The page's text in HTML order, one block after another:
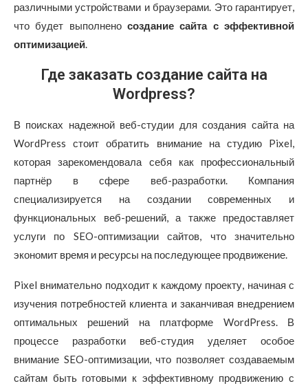
различными устройствами и браузерами. Это гарантирует,
что будет выполнено создание сайта с эффективной
оптимизацией.
Где заказать создание сайта на
Wordpress?
В поисках надежной веб-студии для создания сайта на
WordPress стоит обратить внимание на студию Pixel,
которая зарекомендовала себя как профессиональный
партнёр в сфере веб-разработки. Компания
специализируется на создании современных и
функциональных веб-решений, а также предоставляет
услуги по SEO-оптимизации сайтов, что значительно
экономит время и ресурсы на последующее продвижение.
Pixel внимательно подходит к каждому проекту, начиная с
изучения потребностей клиента и заканчивая внедрением
оптимальных решений на платформе WordPress. В
процессе разработки веб-студия уделяет особое
внимание SEO-оптимизации, что позволяет создаваемым
сайтам быть готовыми к эффективному продвижению с